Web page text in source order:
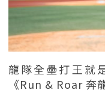
龍隊全壘打王就
《Run & Roar 奔